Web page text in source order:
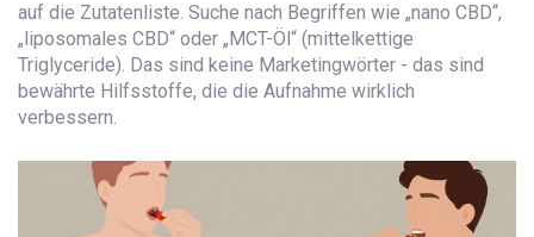
auf die Zutatenliste. Suche nach Begriffen wie „nano CBD“,
„liposomales CBD“ oder „MCT-Öl“ (mittelkettige
Triglyceride). Das sind keine Marketingwörter - das sind
bewährte Hilfsstoffe, die die Aufnahme wirklich
verbessern.